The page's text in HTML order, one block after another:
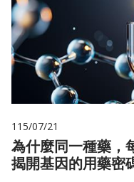
115/07/21
為什麼同一種藥
揭開基因的用藥密